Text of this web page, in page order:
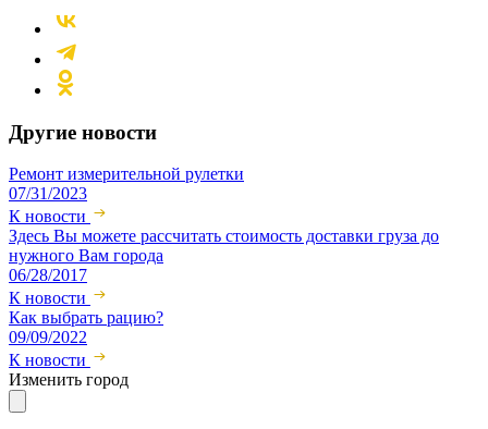
Другие новости
Ремонт измерительной рулетки
07/31/2023
К новости
Здесь Вы можете рассчитать стоимость доставки груза до
нужного Вам города
06/28/2017
К новости
Как выбрать рацию?
09/09/2022
К новости
Изменить город